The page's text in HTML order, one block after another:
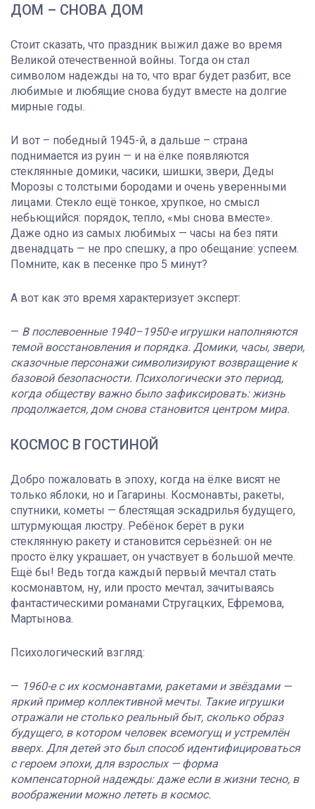
ДОМ – СНОВА ДОМ
Стоит сказать, что праздник выжил даже во время
Великой отечественной войны. Тогда он стал
символом надежды на то, что враг будет разбит, все
любимые и любящие снова будут вместе на долгие
мирные годы.
И вот – победный 1945-й, а дальше – страна
поднимается из руин — и на ёлке появляются
стеклянные домики, часики, шишки, звери, Деды
Морозы с толстыми бородами и очень уверенными
лицами. Стекло ещё тонкое, хрупкое, но смысл
небьющийся: порядок, тепло, «мы снова вместе».
Даже одно из самых любимых — часы на без пяти
двенадцать — не про спешку, а про обещание: успеем.
Помните, как в песенке про 5 минут?
А вот как это время характеризует эксперт:
— В послевоенные 1940–1950-е игрушки наполняются
темой восстановления и порядка. Домики, часы, звери,
сказочные персонажи символизируют возвращение к
базовой безопасности. Психологически это период,
когда обществу важно было зафиксировать: жизнь
продолжается, дом снова становится центром мира.
КОСМОС В ГОСТИНОЙ
Добро пожаловать в эпоху, когда на ёлке висят не
только яблоки, но и Гагарины. Космонавты, ракеты,
спутники, кометы — блестящая эскадрилья будущего,
штурмующая люстру. Ребёнок берёт в руки
стеклянную ракету и становится серьёзней: он не
просто ёлку украшает, он участвует в большой мечте.
Ещё бы! Ведь тогда каждый первый мечтал стать
космонавтом, ну, или просто мечтал, зачитываясь
фантастическими романами Стругацких, Ефремова,
Мартынова.
Психологический взгляд:
— 1960-е с их космонавтами, ракетами и звёздами —
яркий пример коллективной мечты. Такие игрушки
отражали не столько реальный быт, сколько образ
будущего, в котором человек всемогущ и устремлён
вверх. Для детей это был способ идентифицироваться
с героем эпохи, для взрослых — форма
компенсаторной надежды: даже если в жизни тесно, в
воображении можно лететь в космос.